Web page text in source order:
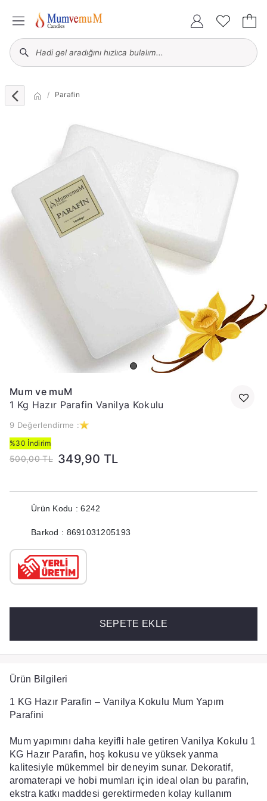
Parafin
Mum ve muM
1 Kg Hazır Parafin Vanilya Kokulu
9 Değerlendirme :
%30 İndirim
500,00 TL 349,90 TL
Ürün Kodu : 6242
Barkod : 8691031205193
SEPETE EKLE
Ürün Bilgileri
1 KG Hazır Parafin – Vanilya Kokulu Mum Yapım
Parafini
Mum yapımını daha keyifli hale getirenVanilya Kokulu 1
KG Hazır Parafin, hoş kokusu ve yüksek yanma
kalitesiyle mükemmel bir deneyim sunar. Dekoratif,
aromaterapi ve hobi mumları için ideal olan bu parafin,
ekstra katkı maddesi gerektirmeden kolay kullanım